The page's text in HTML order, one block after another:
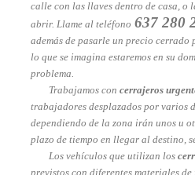
calle con las llaves dentro de casa, o
abrir. Llame al teléfono 637 280
además de pasarle un precio cerrado
lo que se imagina estaremos en su
problema.
Trabajamos concerrajeros
trabajadores desplazados por varios
dependiendo de la zona irán unos u
plazo de tiempo en llegar al destino,
Los vehículos que utilizan los
previstos con diferentes materiales